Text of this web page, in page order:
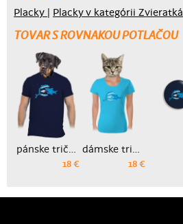
Placky Placky v kategórii Zvieratká
TOVAR S ROVNAKOU POTLAČOU
pánske tričko
18 €
dámske tričko
18 €